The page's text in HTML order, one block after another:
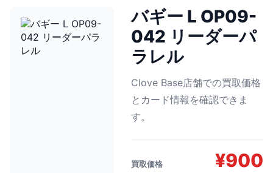
バギー L OP09-
042 リーダーパ
ラレル
Clove Base店舗での買取価格
とカード情報を確認できま
す。
買取価格 ¥900